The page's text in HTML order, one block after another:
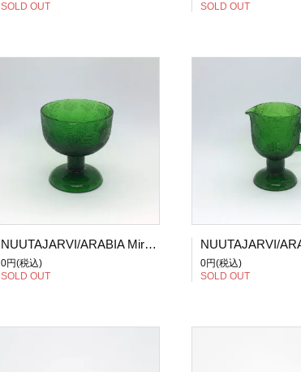
SOLD OUT
SOLD OUT
NUUTAJARVI/ARABIA Miranda/ミランダ デザートボウル グリーン
0円(税込)
SOLD OUT
0円(税込)
SOLD OUT